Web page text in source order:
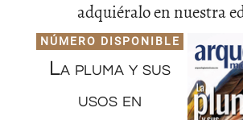
adquiéralo en nuestra
NÚMERO DISPONIBLE
La pluma y sus
usos en